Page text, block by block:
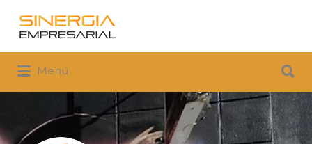
Buscar
por:
Menú
por: